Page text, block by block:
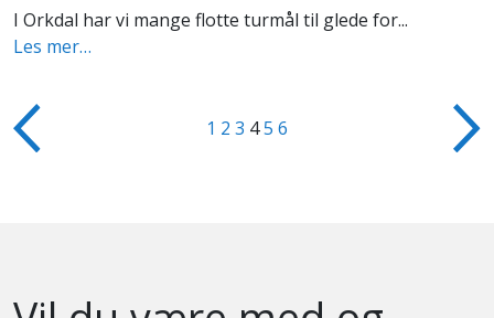
I Orkdal har vi mange flotte turmål til glede for...
Les mer…
1 2 3 45 6